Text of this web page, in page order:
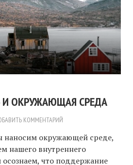
ОКРУЖАЮЩАЯ СРЕДА
КОММЕНТАРИЙ
окружающей среде,
нашего внутреннего
осознаем, что поддержание